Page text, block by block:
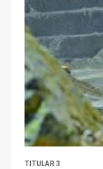
TITULAR 3